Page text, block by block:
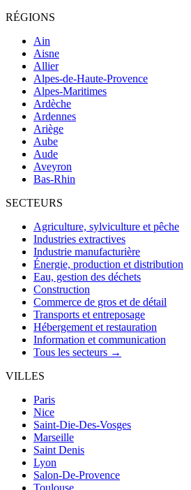
RÉGIONS
Ain
Aisne
Allier
Alpes-de-Haute-Provence
Alpes-Maritimes
Ardèche
Ardennes
Ariège
Aube
Aude
Aveyron
Bas-Rhin
SECTEURS
Agriculture, sylviculture et pêche
Industries extractives
Industrie manufacturière
Énergie, production et distribution
Eau, gestion des déchets
Construction
Commerce de gros et de détail
Transports et entreposage
Hébergement et restauration
Information et communication
Tous les secteurs →
VILLES
Paris
Nice
Saint-Die-Des-Vosges
Marseille
Saint Denis
Lyon
Salon-De-Provence
Toulouse